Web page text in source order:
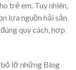
trẻ em. Tuy nhiên,
lựa nguồn hải sản
quy cách, hợp
lỡ những Blog